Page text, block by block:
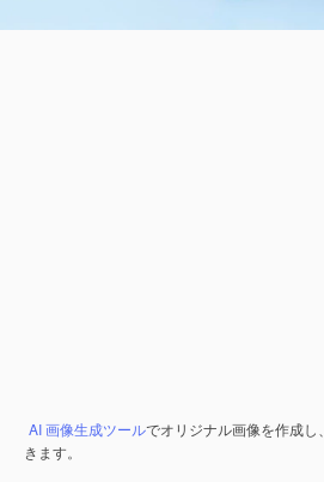
AI 画像生成ツールでオリジナル画像を作成し、
きます。